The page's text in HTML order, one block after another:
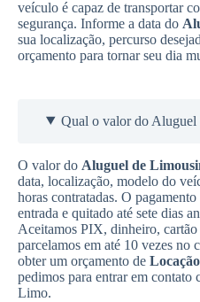
veículo é capaz de transportar
segurança. Informe a data do
sua localização, percurso
orçamento para tornar seu dia
Qual o valor do Aluguel
O valor do Aluguel de
data, localização, modelo do
horas contratadas. O
entrada e quitado até sete dias
Aceitamos PIX, dinheiro, cartão
parcelamos em até 10 vezes no
obter um orçamento de
pedimos para entrar em contato
Limo.